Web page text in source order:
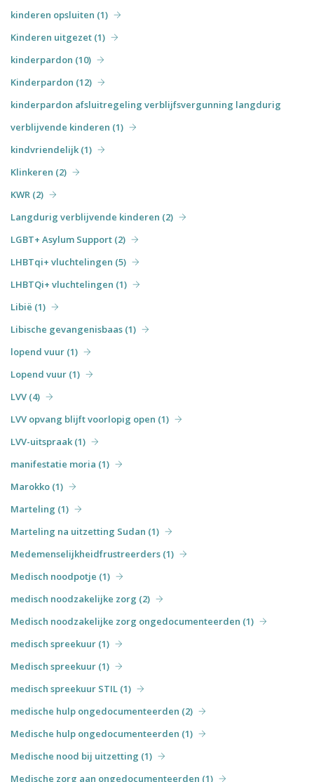
kinderen opsluiten (1)
Kinderen uitgezet (1)
kinderpardon (10)
Kinderpardon (12)
kinderpardon afsluitregeling verblijfsvergunning langdurig
verblijvende kinderen (1)
kindvriendelijk (1)
Klinkeren (2)
KWR (2)
Langdurig verblijvende kinderen (2)
LGBT+ Asylum Support (2)
LHBTqi+ vluchtelingen (5)
LHBTQi+ vluchtelingen (1)
Libië (1)
Libische gevangenisbaas (1)
lopend vuur (1)
Lopend vuur (1)
LVV (4)
LVV opvang blijft voorlopig open (1)
LVV-uitspraak (1)
manifestatie moria (1)
Marokko (1)
Marteling (1)
Marteling na uitzetting Sudan (1)
Medemenselijkheidfrustreerders (1)
Medisch noodpotje (1)
medisch noodzakelijke zorg (2)
Medisch noodzakelijke zorg ongedocumenteerden (1)
medisch spreekuur (1)
Medisch spreekuur (1)
medisch spreekuur STIL (1)
medische hulp ongedocumenteerden (2)
Medische hulp ongedocumenteerden (1)
Medische nood bij uitzetting (1)
Medische zorg aan ongedocumenteerden (1)